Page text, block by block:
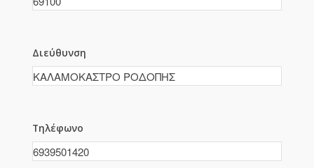
Διεύθυνση
Τηλέφωνο